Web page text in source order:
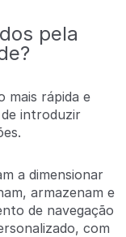
pela
mais rápida e
de introduzir
a dimensionar
armazenam e
de navegação
com